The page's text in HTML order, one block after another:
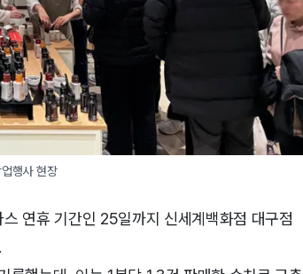
행사 현장
연휴 기간인 25일까지 신세계백화점 대구점